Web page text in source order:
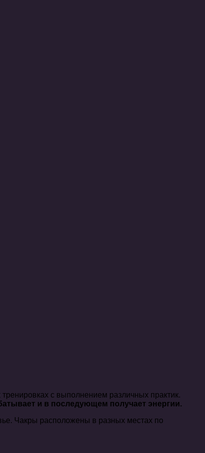
с выполнением различных практик.
и в последующем получает энергии.
Чакры расположены в разных местах по